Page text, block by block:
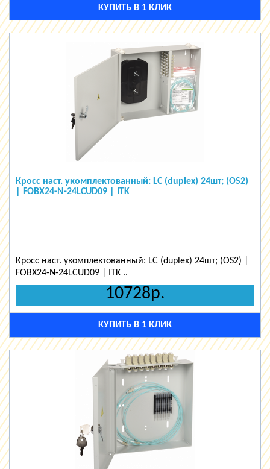
КУПИТЬ В 1 КЛИК
Кросс наст. укомплектованный: LC (duplex) 24шт; (OS2)
| FOBX24-N-24LCUD09 | ITK
Кросс наст. укомплектованный: LC (duplex) 24шт; (OS2) |
FOBX24-N-24LCUD09 | ITK ..
10728р.
КУПИТЬ В 1 КЛИК